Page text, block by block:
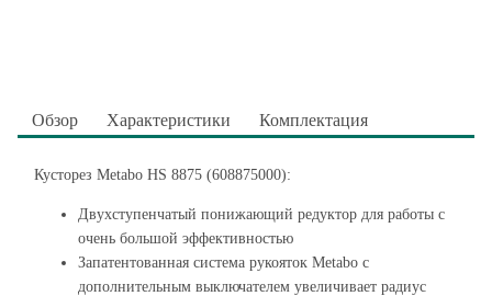
Обзор Характеристики Комплектация
Кусторез Metabo HS 8875 (608875000):
Двухступенчатый понижающий редуктор для работы с
очень большой эффективностью
Запатентованная система рукояток Metabo с
дополнительным выключателем увеличивает радиус